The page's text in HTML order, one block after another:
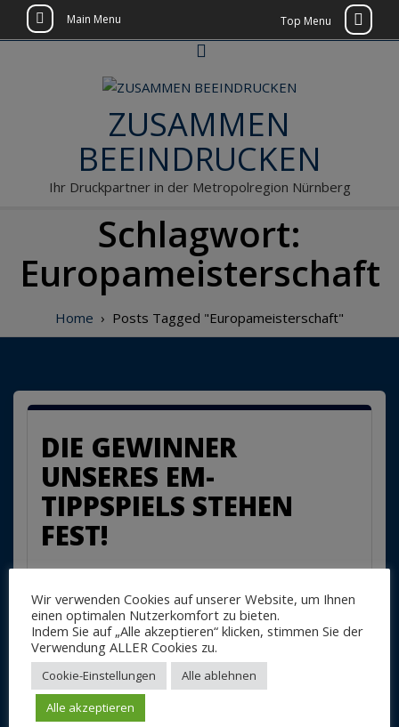
Main Menu Top Menu
ZUSAMMEN
BEEINDRUCKEN
Ihr Druckpartner in der Metropolregion Nürnberg
Schlagwort:
Europameisterschaft
Home › Posts Tagged "Europameisterschaft"
DIE GEWINNER
UNSERES EM-
TIPPSPIELS STEHEN
FEST!
L/M/B Gruppe,Sonstiges
Kommentare deaktiviertfür
Die
Gewinner
unseres
EM-
Der erste Platz des L/M/B-EM-Tippspiels ging
vollkommen verdient an Michael Brumme. Den
zweiten Platz sicherte sich unser Auszubildender
Tobias Ochsenkühn und der dritte Platz ging an
Wir verwenden Cookies auf unserer Website, um Ihnen
einen optimalen Nutzerkomfort zu bieten.
Indem Sie auf „Alle akzeptieren“ klicken, stimmen Sie der
Verwendung ALLER Cookies zu.
Cookie-Einstellungen
Alle ablehnen
Alle akzeptieren